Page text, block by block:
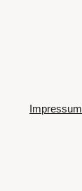
Impressum